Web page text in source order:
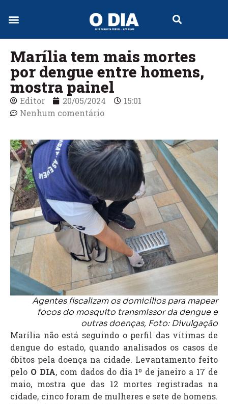
Marília tem mais mortes
por dengue entre homens,
mostra painel
Editor 20/05/2024
15:01
Nenhum comentário
Agentes fiscalizam os domicílios para mapear
focos do mosquito transmissor da dengue e
outras doenças, Foto: Divulgação
Marília não está seguindo o perfil das vítimas de
dengue do estado, quando analisados os casos de
óbitos pela doença na cidade. Levantamento feito
pelo O DIA, com dados do dia 1º de janeiro a 17 de
maio, mostra que das 12 mortes registradas na
cidade, cinco foram de mulheres e sete de homens.